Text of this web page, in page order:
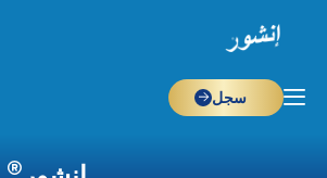
سجل
®